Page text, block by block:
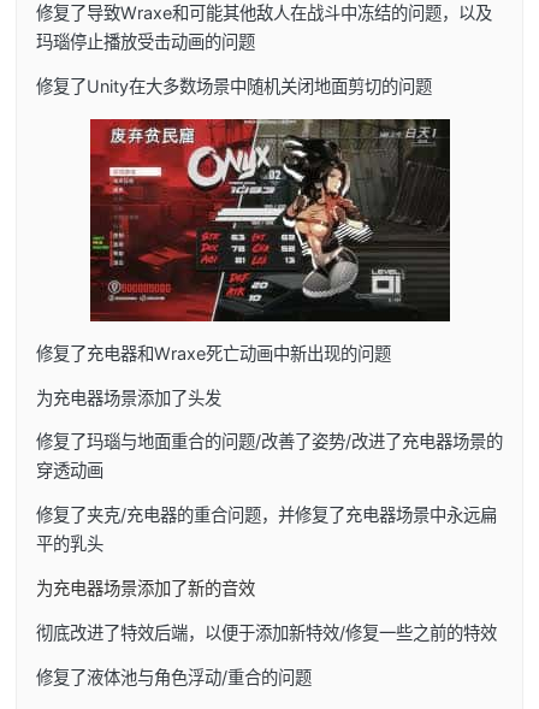
修复了导致Wraxe和可能其他敌人在战斗中冻结的问题，以及
玛瑙停止播放受击动画的问题
修复了Unity在大多数场景中随机关闭地面剪切的问题
修复了充电器和Wraxe死亡动画中新出现的问题
为充电器场景添加了头发
修复了玛瑙与地面重合的问题/改善了姿势/改进了充电器场景的
穿透动画
修复了夹克/充电器的重合问题，并修复了充电器场景中永远扁
平的乳头
为充电器场景添加了新的音效
彻底改进了特效后端，以便于添加新特效/修复一些之前的特效
修复了液体池与角色浮动/重合的问题